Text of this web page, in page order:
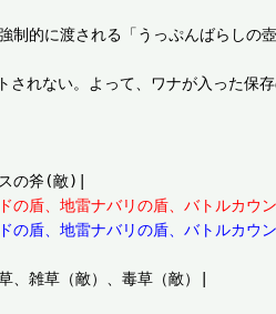
的に渡される「うっぷんばらし
れない。よって、ワナが入った保
の盾、地雷ナバリの盾、バトルカ
の盾、地雷ナバリの盾、バトルカ
、雑草（敵）、毒草（敵）|